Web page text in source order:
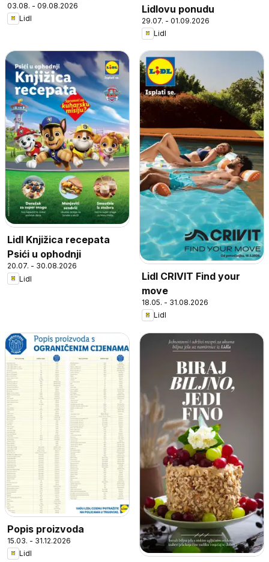
03.08. - 09.08.2026
Lidl
Lidlovu ponudu
29.07. - 01.09.2026
Lidl
Lidl Knjižica recepata
Psići u ophodnji
20.07. - 30.08.2026
Lidl
Lidl CRIVIT Find your
move
18.05. - 31.08.2026
Lidl
Popis proizvoda
15.03. - 31.12.2026
Lidl